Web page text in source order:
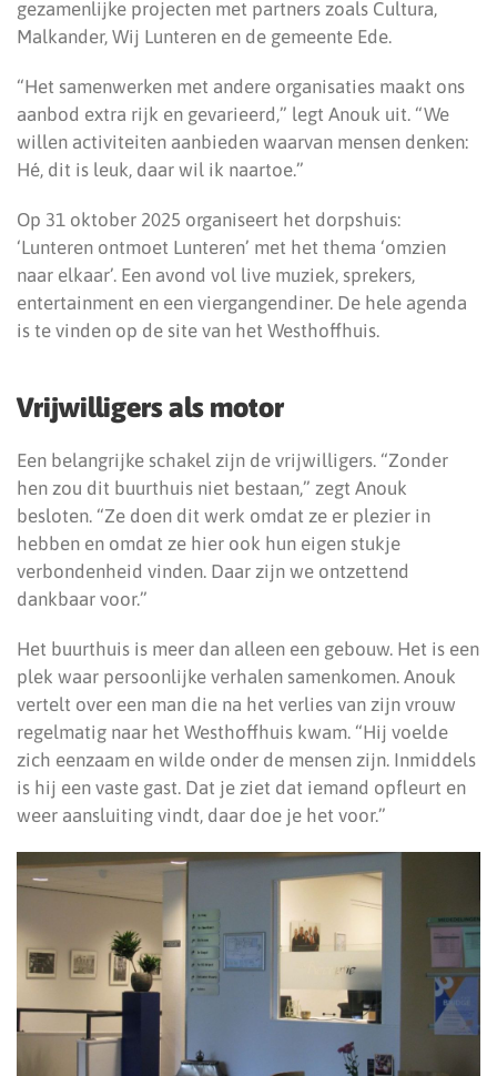
gezamenlijke projecten met partners zoals Cultura,
Malkander, Wij Lunteren en de gemeente Ede.
“Het samenwerken met andere organisaties maakt ons
aanbod extra rijk en gevarieerd,” legt Anouk uit. “We
willen activiteiten aanbieden waarvan mensen denken:
Hé, dit is leuk, daar wil ik naartoe.”
Op 31 oktober 2025 organiseert het dorpshuis:
‘Lunteren ontmoet Lunteren’ met het thema ‘omzien
naar elkaar’. Een avond vol live muziek, sprekers,
entertainment en een viergangendiner. De hele agenda
is te vinden op de site van het Westhoffhuis.
Vrijwilligers als motor
Een belangrijke schakel zijn de vrijwilligers. “Zonder
hen zou dit buurthuis niet bestaan,” zegt Anouk
besloten. “Ze doen dit werk omdat ze er plezier in
hebben en omdat ze hier ook hun eigen stukje
verbondenheid vinden. Daar zijn we ontzettend
dankbaar voor.”
Het buurthuis is meer dan alleen een gebouw. Het is een
plek waar persoonlijke verhalen samenkomen. Anouk
vertelt over een man die na het verlies van zijn vrouw
regelmatig naar het Westhoffhuis kwam. “Hij voelde
zich eenzaam en wilde onder de mensen zijn. Inmiddels
is hij een vaste gast. Dat je ziet dat iemand opfleurt en
weer aansluiting vindt, daar doe je het voor.”